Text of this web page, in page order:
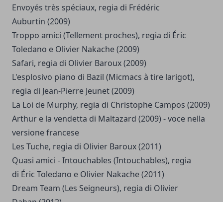
Envoyés très spéciaux, regia di Frédéric
Auburtin (2009)
Troppo amici (Tellement proches), regia di Éric
Toledano e Olivier Nakache (2009)
Safari, regia di Olivier Baroux (2009)
L'esplosivo piano di Bazil (Micmacs à tire larigot),
regia di Jean-Pierre Jeunet (2009)
La Loi de Murphy, regia di Christophe Campos (2009)
Arthur e la vendetta di Maltazard (2009) - voce nella
versione francese
Les Tuche, regia di Olivier Baroux (2011)
Quasi amici - Intouchables (Intouchables), regia
di Éric Toledano e Olivier Nakache (2011)
Dream Team (Les Seigneurs), regia di Olivier